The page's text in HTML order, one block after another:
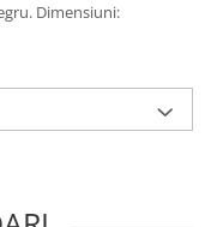
Dimensiuni: